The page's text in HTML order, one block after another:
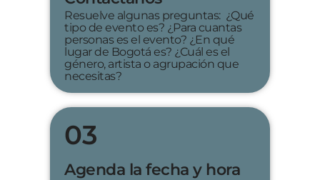
Resuelve algunas preguntas: ¿Qué
tipo de evento es? ¿Para cuantas
personas es el evento? ¿En qué
lugar de Bogotá es? ¿Cuál es el
género, artista o agrupación que
necesitas?
03
Agenda la fecha y hora